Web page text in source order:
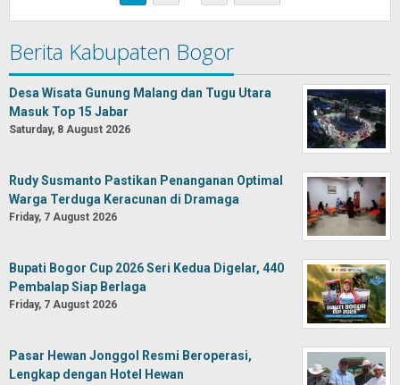
Berita Kabupaten Bogor
Desa Wisata Gunung Malang dan Tugu Utara
Masuk Top 15 Jabar
Saturday, 8 August 2026
Rudy Susmanto Pastikan Penanganan Optimal
Warga Terduga Keracunan di Dramaga
Friday, 7 August 2026
Bupati Bogor Cup 2026 Seri Kedua Digelar, 440
Pembalap Siap Berlaga
Friday, 7 August 2026
Pasar Hewan Jonggol Resmi Beroperasi,
Lengkap dengan Hotel Hewan